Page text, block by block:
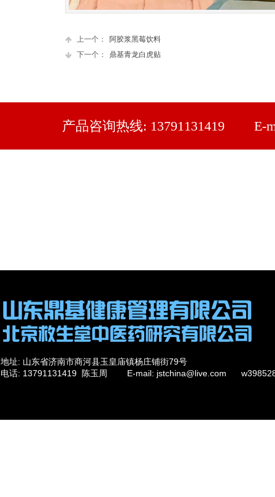
上一个：
阿胶浆黑莓饮料
下一个：
鼎基青龙白虎贴
产品咨询热线: 13791131419 E-
地址: 山东省济南市商河县玉皇庙镇杨庄铺街79号
电话: 13791131419 陈玉周 E-mail: jstchina@live.com